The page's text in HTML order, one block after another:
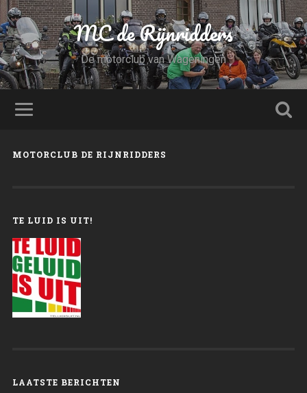
MC de Rijnridders
De motorclub van Wageningen
MOTORCLUB DE RIJNRIDDERS
TE LUID IS UIT!
LAATSTE BERICHTEN